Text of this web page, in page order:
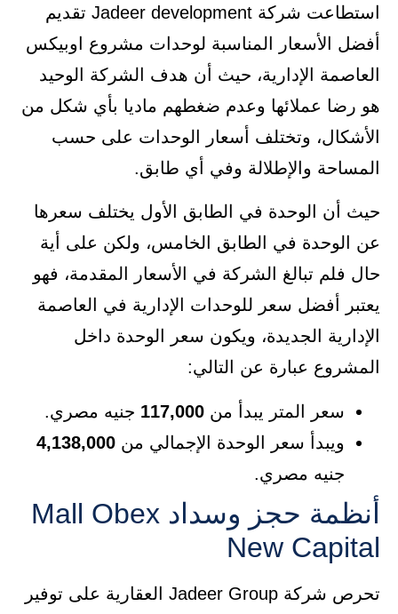
استطاعت شركة ‎Jadeer development تقديم
أفضل الأسعار المناسبة لوحدات مشروع اوبيكس
العاصمة الإدارية، حيث أن هدف الشركة الوحيد
هو رضا عملائها وعدم ضغطهم ماديا بأي شكل من
الأشكال، وتختلف أسعار الوحدات على حسب
المساحة والإطلالة وفي أي طابق.
حيث أن الوحدة في الطابق الأول يختلف سعرها
عن الوحدة في الطابق الخامس، ولكن على أية
حال فلم تبالغ الشركة في الأسعار المقدمة، فهو
يعتبر أفضل سعر للوحدات الإدارية في العاصمة
الإدارية الجديدة، ويكون سعر الوحدة داخل
المشروع عبارة عن التالي:
سعر المتر يبدأ من 117,000 جنيه مصري.
ويبدأ سعر الوحدة الإجمالي من 4,138,000
جنيه مصري.
أنظمة حجز وسداد Mall Obex
New Capital
تحرص شركة Jadeer Group العقارية على توفير